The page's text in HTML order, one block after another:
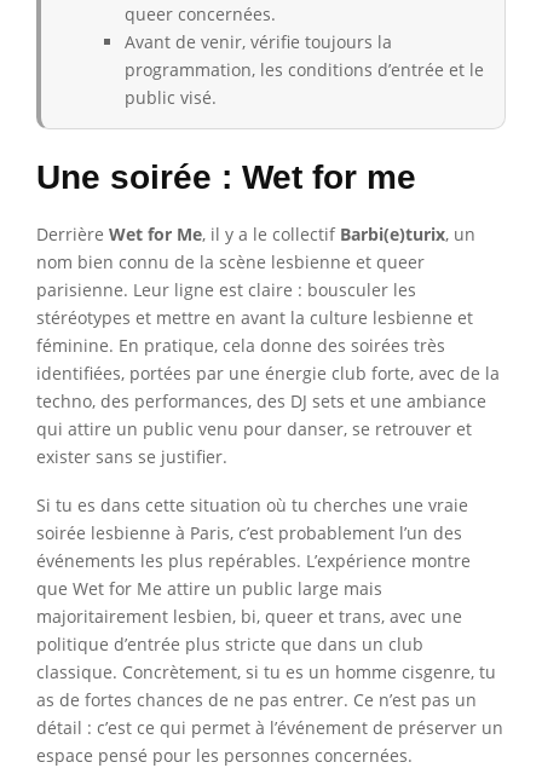
queer concernées.
Avant de venir, vérifie toujours la
programmation, les conditions d’entrée et le
public visé.
Une soirée : Wet for me
Derrière Wet for Me, il y a le collectif Barbi(e)turix, un
nom bien connu de la scène lesbienne et queer
parisienne. Leur ligne est claire : bousculer les
stéréotypes et mettre en avant la culture lesbienne et
féminine. En pratique, cela donne des soirées très
identifiées, portées par une énergie club forte, avec de la
techno, des performances, des DJ sets et une ambiance
qui attire un public venu pour danser, se retrouver et
exister sans se justifier.
Si tu es dans cette situation où tu cherches une vraie
soirée lesbienne à Paris, c’est probablement l’un des
événements les plus repérables. L’expérience montre
que Wet for Me attire un public large mais
majoritairement lesbien, bi, queer et trans, avec une
politique d’entrée plus stricte que dans un club
classique. Concrètement, si tu es un homme cisgenre, tu
as de fortes chances de ne pas entrer. Ce n’est pas un
détail : c’est ce qui permet à l’événement de préserver un
espace pensé pour les personnes concernées.